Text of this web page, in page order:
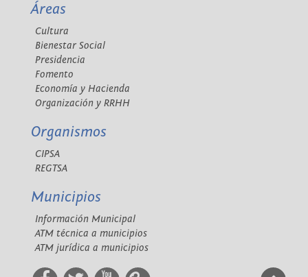
Áreas
Cultura
Bienestar Social
Presidencia
Fomento
Economía y Hacienda
Organización y RRHH
Organismos
CIPSA
REGTSA
Municipios
Información Municipal
ATM técnica a municipios
ATM jurídica a municipios